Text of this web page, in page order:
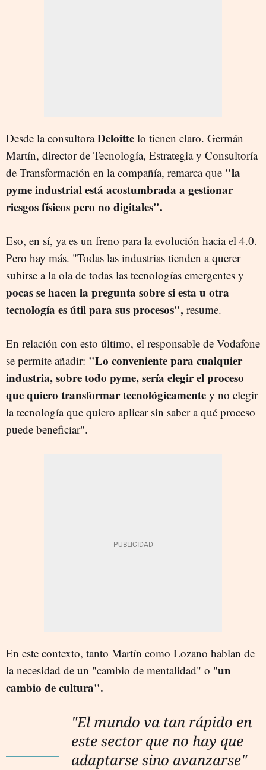
Desde la consultoraDeloitte lo tienen claro. Germán
Martín, director de Tecnología, Estrategia y Consultoría
de Transformación en la compañía, remarca que "la
pyme industrial está acostumbrada a gestionar
riesgos físicos pero no digitales".
Eso, en sí, ya es un freno para la evolución hacia el 4.0.
Pero hay más. "Todas las industrias tienden a querer
subirse a la ola de todas las tecnologías emergentes y
pocas se hacen la pregunta sobre si esta u otra
tecnología es útil para sus procesos", resume.
En relación con esto último, el responsable de Vodafone
se permite añadir: "Lo conveniente para cualquier
industria, sobre todo pyme, sería elegir el proceso
que quiero transformar tecnológicamente y no elegir
la tecnología que quiero aplicar sin saber a qué proceso
puede beneficiar".
En este contexto, tanto Martín como Lozano hablan de
la necesidad de un "cambio de mentalidad" o "un
cambio de cultura".
"El mundo va tan rápido en
este sector que no hay que
adaptarse sino avanzarse"